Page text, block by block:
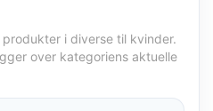
i diverse til kvinder.
over kategoriens aktuelle